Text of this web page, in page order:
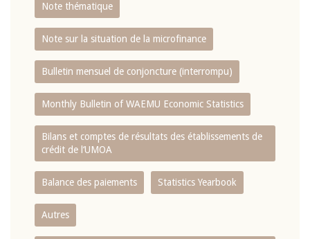
Note thématique
Note sur la situation de la microfinance
Bulletin mensuel de conjoncture (interrompu)
Monthly Bulletin of WAEMU Economic Statistics
Bilans et comptes de résultats des établissements de
crédit de l‘UMOA
Balance des paiements Statistics Yearbook
Autres